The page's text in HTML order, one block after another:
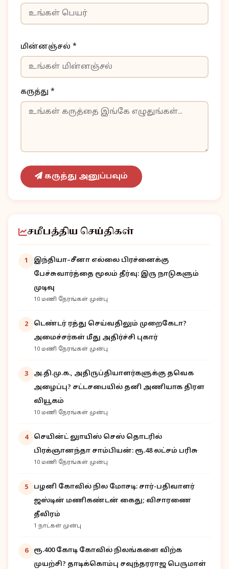
மின்னஞ்சல் *
கருத்து *
கருத்து அனுப்பவும்
சமீபத்திய செய்திகள்
1
இந்தியா–சீனா எல்லை பிரச்னைக்கு
பேச்சுவார்த்தை மூலம் தீர்வு: இரு நாடுகளும்
முடிவு
10 மணி நேரங்கள் முன்பு
2
டெண்டர் ரத்து செய்வதிலும் முறைகேடா?
அமைச்சர்கள் மீது அதிர்ச்சி புகார்
10 மணி நேரங்கள் முன்பு
3
அ.தி.மு.க., அதிருப்தியாளர்களுக்கு தவெக
அழைப்பு? சட்டசபையில் தனி அணியாக திரள
வியூகம்
10 மணி நேரங்கள் முன்பு
4
செயின்ட் லுாயிஸ் செஸ் தொடரில்
பிரக்ஞானந்தா சாம்பியன்: ரூ.48 லட்சம் பரிசு
10 மணி நேரங்கள் முன்பு
5
பழனி கோவில் நில மோசடி: சார்-பதிவாளர்
ஜஸ்டின் மணிகண்டன் கைது; விசாரணை
தீவிரம்
1 நாட்கள் முன்பு
6
ரூ.400 கோடி கோவில் நிலங்களை விற்க
முயற்சி? தாடிக்கொம்பு சவுந்தரராஜ பெருமாள்